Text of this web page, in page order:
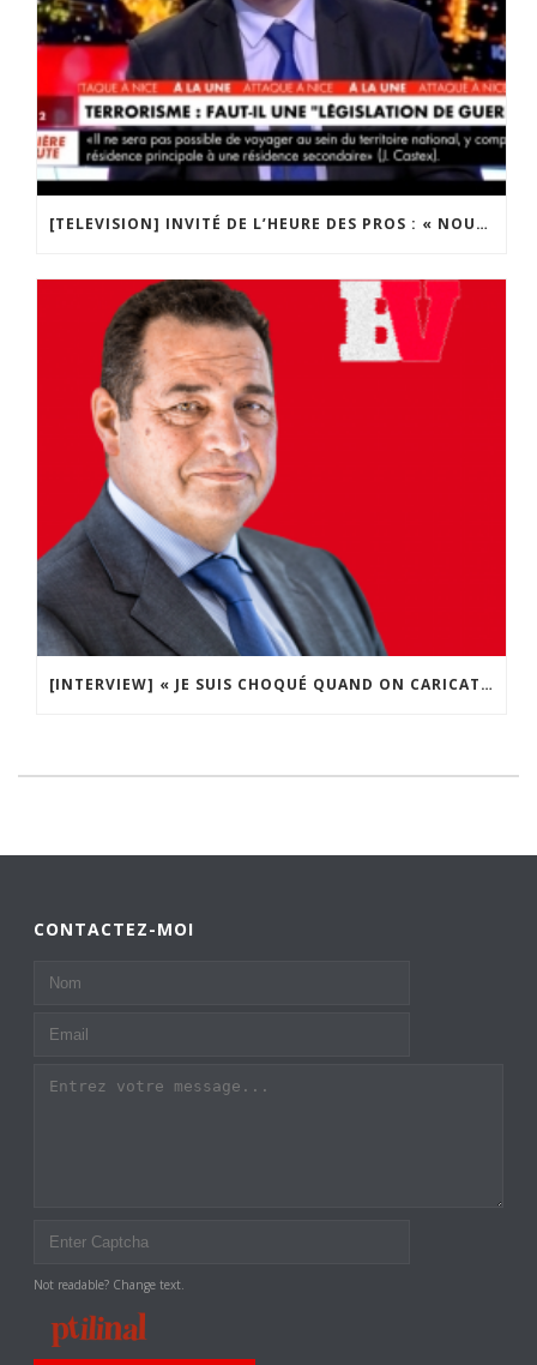
[TELEVISION] INVITÉ DE L’HEURE DES PROS : « NOUS SOMMES DANS UNE GUERRE DE CIVILISATIONS »
[INTERVIEW] « JE SUIS CHOQUÉ QUAND ON CARICATURE JÉSUS-CHRIST OU LE PAPE, C’EST PAS POUR ÇA QUE J’IRAI ÉGORGER QUELQU’UN ! »
CONTACTEZ-MOI
Not readable? Change text.